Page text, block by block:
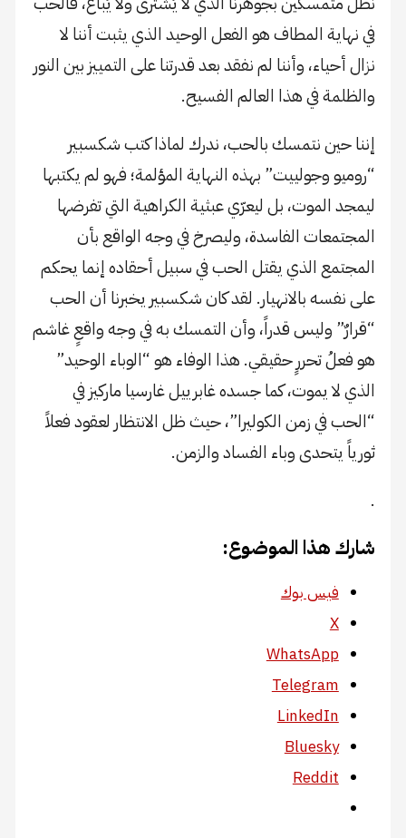
في نهاية المطاف هو الفعل الوحيد الذي يثبت أننا لا
نزال أحياء، وأننا لم نفقد بعد قدرتنا على التمييز بين النور
والظلمة في هذا العالم الفسيح.
إننا حين نتمسك بالحب، ندرك لماذا كتب شكسبير
“روميو وجولييت” بهذه النهاية المؤلمة؛ فهو لم يكتبها
ليمجد الموت، بل ليعرّي عبثية الكراهية التي تفرضها
المجتمعات الفاسدة، وليصرخ في وجه الواقع بأن
المجتمع الذي يقتل الحب في سبيل أحقاده إنما يحكم
على نفسه بالانهيار. لقد كان شكسبير يخبرنا أن الحب
“قرارٌ” وليس قدراً، وأن التمسك به في وجه واقعٍ غاشم
هو فعلُ تحررٍ حقيقي. هذا الوفاء هو “الوباء الوحيد”
الذي لا يموت، كما جسده غابرييل غارسيا ماركيز في
“الحب في زمن الكوليرا”، حيث ظل الانتظار لعقود فعلاً
ثورياً يتحدى وباء الفساد والزمن.
.
شارك هذا الموضوع:
فيس بوك
X
WhatsApp
Telegram
LinkedIn
Bluesky
Reddit